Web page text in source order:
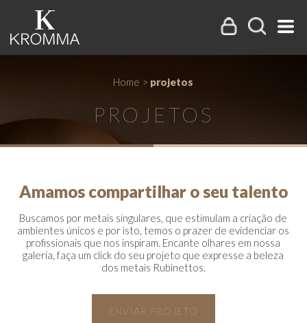
Home > projetos
PROJETOS
Amamos compartilhar o seu talento
Buscamos por metais singulares, que estimulam a criação de
ambientes únicos e por isto, temos o prazer de evidenciar os
profissionais que nos inspiram. Encante olhares em nossa
galeria, faça um click do seu projeto que expresse a beleza
dos metais Rubinettos.
ENVIAR PROJETO